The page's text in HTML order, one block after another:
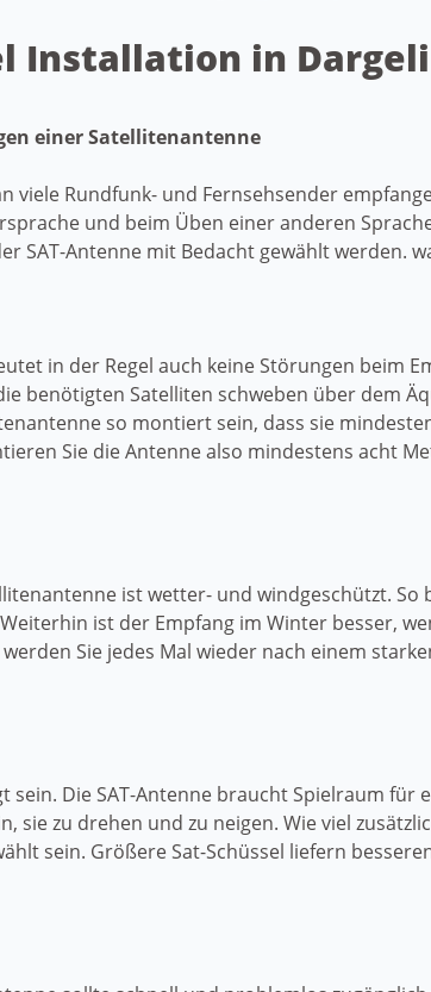
Installation in
einer Satellitenantenne
viele Rundfunk- und Fernsehsender
und beim Üben einer anderen
SAT-Antenne mit Bedacht gewählt werden.
in der Regel auch keine Störungen beim
benötigten Satelliten schweben über dem
so montiert sein, dass sie
Sie die Antenne also mindestens acht
ist wetter- und windgeschützt. So
ist der Empfang im Winter besser,
Sie jedes Mal wieder nach einem
Die SAT-Antenne braucht Spielraum für
sie zu drehen und zu neigen. Wie viel
sein. Größere Sat-Schüssel liefern